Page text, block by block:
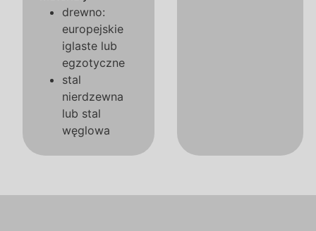
drewno:
europejskie
iglaste lub
egzotyczne
stal
nierdzewna
lub stal
węglowa